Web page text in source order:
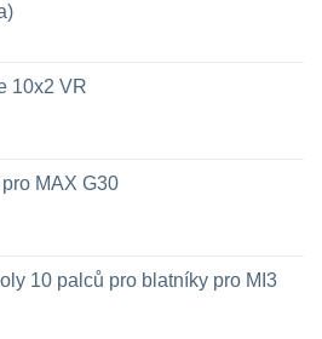
10x2 VR
MAX G30
10 palců pro blatníky pro MI3